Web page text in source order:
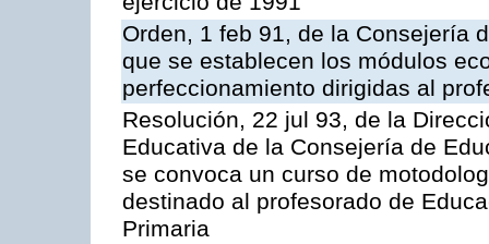
Orden, 1 feb 91, de la Consejería
que se establecen los módulos
perfeccionamiento dirigidas al
Resolución, 22 jul 93, de la
Educativa de la Consejería de
se convoca un curso de
destinado al profesorado de
Primaria